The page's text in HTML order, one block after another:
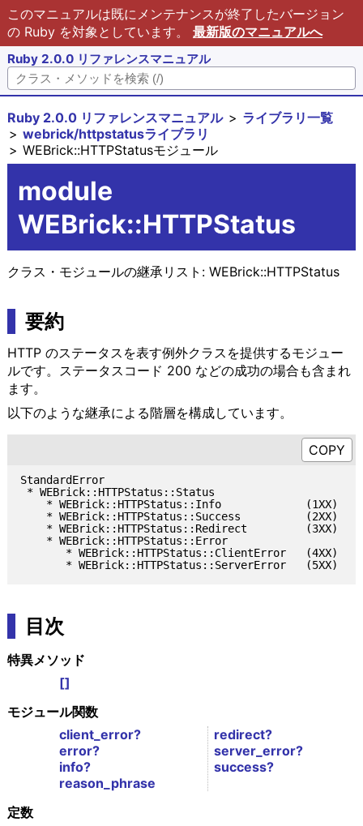
このマニュアルは既にメンテナンスが終了したバージョン
の Ruby を対象としています。 最新版のマニュアルへ
Ruby 2.0.0 リファレンスマニュアル
Ruby 2.0.0 リファレンスマニュアル
ライブラリ一覧
webrick/httpstatusライブラリ
WEBrick::HTTPStatusモジュール
module
WEBrick::HTTPStatus
クラス・モジュールの継承リスト: WEBrick::HTTPStatus
要約
HTTP のステータスを表す例外クラスを提供するモジュー
ルです。ステータスコード 200 などの成功の場合も含まれ
ます。
以下のような継承による階層を構成しています。
StandardError
* WEBrick::HTTPStatus::Status
    * WEBrick::HTTPStatus::Info             (1XX)
    * WEBrick::HTTPStatus::Success          (2XX)
    * WEBrick::HTTPStatus::Redirect         (3XX)
    * WEBrick::HTTPStatus::Error
       * WEBrick::HTTPStatus::ClientError   (4XX)
目次
特異メソッド
[]
モジュール関数
client_error?
error?
info?
reason_phrase
redirect?
server_error?
success?
定数